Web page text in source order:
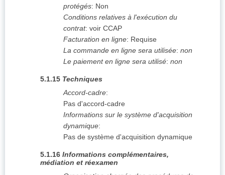
protégés: Non
Conditions relatives à l'exécution du
contrat: voir CCAP
Facturation en ligne: Requise
La commande en ligne sera utilisée: non
Le paiement en ligne sera utilisé: non
5.1.15 Techniques
Accord-cadre:
Pas d'accord-cadre
Informations sur le système d'acquisition
dynamique:
Pas de système d'acquisition dynamique
5.1.16 Informations complémentaires,
médiation et réexamen